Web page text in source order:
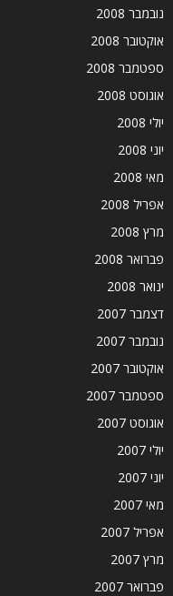
נובמבר 2008
אוקטובר 2008
ספטמבר 2008
אוגוסט 2008
יולי 2008
יוני 2008
מאי 2008
אפריל 2008
מרץ 2008
פברואר 2008
ינואר 2008
דצמבר 2007
נובמבר 2007
אוקטובר 2007
ספטמבר 2007
אוגוסט 2007
יולי 2007
יוני 2007
מאי 2007
אפריל 2007
מרץ 2007
פברואר 2007